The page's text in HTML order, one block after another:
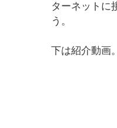
ターネットに
う。
下は紹介動画。